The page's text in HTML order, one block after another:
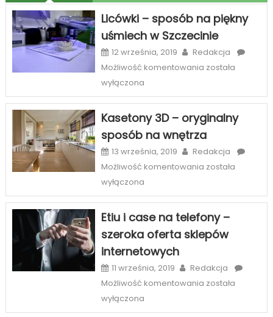
Licówki – sposób na piękny
uśmiech w Szczecinie
12 września, 2019
Redakcja
Możliwość komentowania Licówki
sposób
piękny
uśmiech
w
Szczecinie
została
wyłączona
Kasetony 3D – oryginalny
sposób na wnętrza
13 września, 2019
Redakcja
Możliwość komentowania Kasetony
–
sposób
na
została
wyłączona
Etiu i case na telefony –
szeroka oferta sklepów
internetowych
11 września, 2019
Redakcja
Możliwość komentowania Etiu
case
została
wyłączona